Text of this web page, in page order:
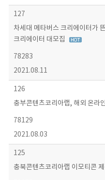
127
차세대 메타버스 크리에이터가
크리에이터 대모집
78283
2021.08.11
126
충부콘텐츠코리아랩, 해외 온라
78129
2021.08.03
125
충북콘텐츠코리아랩 이모티콘